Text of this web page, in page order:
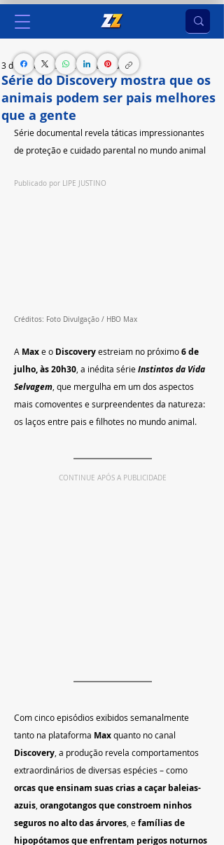
Série do Discovery mostra que os
animais podem ser pais melhores
que a gente
3 de jul. de 20251 min de leitura
Série documental revela táticas impressionantes
de proteção e cuidado parental no mundo animal
Publicado por LIPE JUSTINO
Créditos: Foto Divulgação / HBO Max
A Max e o Discovery estreiam no próximo 6 de
julho, às 20h30 , a inédita série Instintos da Vida
Selvagem , que mergulha em um dos aspectos
mais comoventes e surpreendentes da natureza:
os laços entre pais e filhotes no mundo animal.
CONTINUE APÓS A PUBLICIDADE
Com cinco episódios exibidos semanalmente
tanto na plataforma Max quanto no canal
Discovery , a produção revela comportamentos
extraordinários de diversas espécies – como
orcas que ensinam suas crias a caçar baleias-
azuis orangotangos que constroem ninhos
seguros no alto das árvores , e famílias de
hipopótamos que enfrentam perigos noturnos